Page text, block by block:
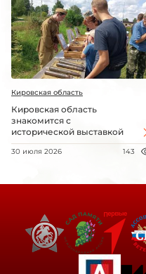
Кировская область
Кировская область
знакомится с
исторической выставкой
30 июля 2026 143